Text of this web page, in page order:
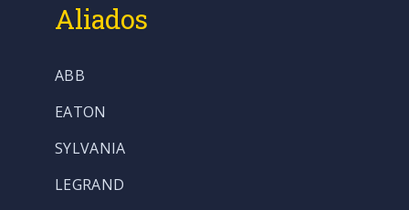
Aliados
ABB
EATON
SYLVANIA
LEGRAND